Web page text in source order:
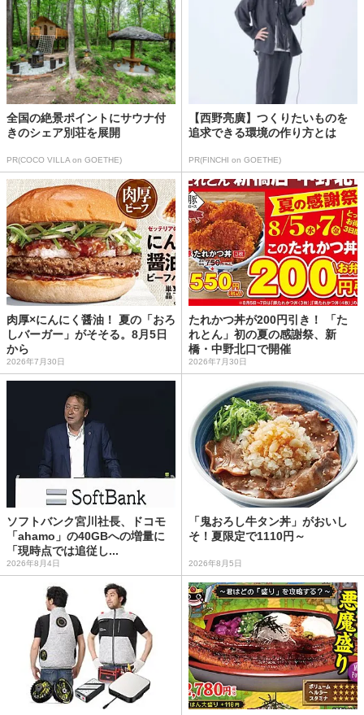
全国の絶景ポイントにサウナ付
きのシェア別荘を展開
PR(COCO VILLA on GOETHE)
【西野亮廣】つくりたいものを
追求できる環境の作り方とは
PR(FINCHI on GOETHE)
肉厚×にんにく醤油！ 夏の「おろ
しバーガー」がそそる。8月5日
から
2026年7月30日
たれかつ丼が200円引き！ 「た
れとん」初の夏の感謝祭、新
橋・中野北口で開催
2026年7月30日
ソフトバンク宮川社長、ドコモ
「ahamo」の40GBへの増量に
「現時点では追従し...
2026年8月4日
「鬼おろし牛タン丼」がおいし
そ！夏限定で1110円～
2026年8月5日